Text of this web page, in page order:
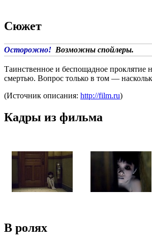
Сюжет
Осторожно! Возможны спойлеры.
Таинственное и беспощадное проклятие
смертью. Вопрос только в том —
(Источник описания: http://film.ru)
Кадры из фильма
В ролях